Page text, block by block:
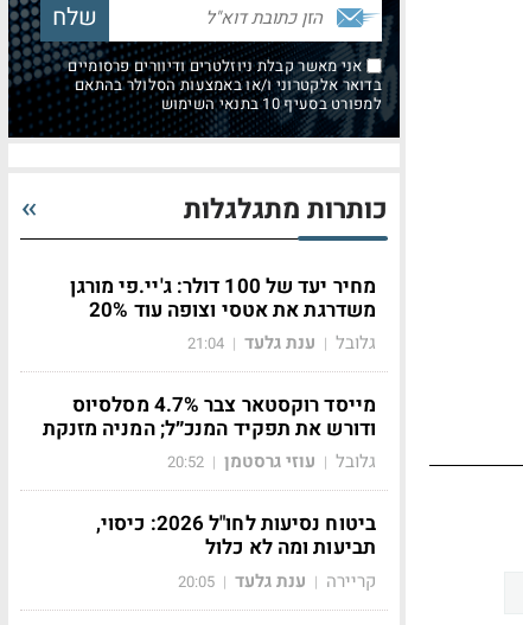
אני מאשר קבלת ניוזלטרים ודיוורים פרסומיים
בדואר אלקטרוני ו/או באמצעות הסלולר בהתאם
למפורט בסעיף 10 בתנאי השימוש
כותרות מתגלגלות
מחיר יעד של 100 דולר: ג'יי.פי מורגן
משדרגת את אטסי וצופה עוד 20%
גלובל | ענת גלעד |
21:04
מייסד רוקסטאר צבר 4.7% מסלסיוס
ודורש את תפקיד המנכ״ל; המניה מזנקת
גלובל | עוזי גרסטמן |
20:52
ביטוח נסיעות לחו"ל 2026: כיסוי,
תביעות ומה לא כלול
קריירה | ענת גלעד |
20:05